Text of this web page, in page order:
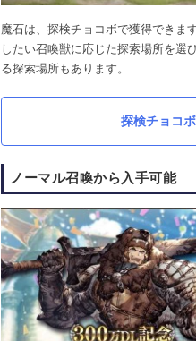
魔石は、探検チョコボで獲得できま
したい召喚獣に応じた探索場所を選
る探索場所もあります。
探検チョコ
ノーマル召喚から入手可能